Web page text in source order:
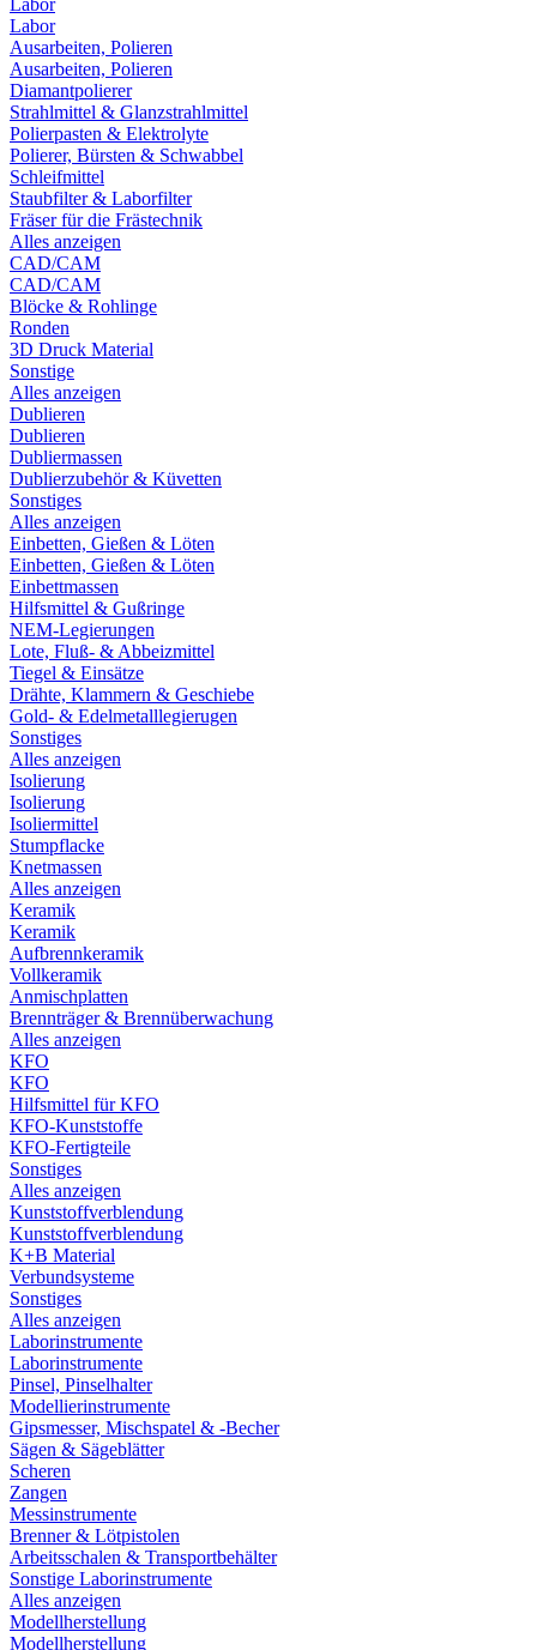
Labor
Labor
Ausarbeiten, Polieren
Ausarbeiten, Polieren
Diamantpolierer
Strahlmittel & Glanzstrahlmittel
Polierpasten & Elektrolyte
Polierer, Bürsten & Schwabbel
Schleifmittel
Staubfilter & Laborfilter
Fräser für die Frästechnik
Alles anzeigen
CAD/CAM
CAD/CAM
Blöcke & Rohlinge
Ronden
3D Druck Material
Sonstige
Alles anzeigen
Dublieren
Dublieren
Dubliermassen
Dublierzubehör & Küvetten
Sonstiges
Alles anzeigen
Einbetten, Gießen & Löten
Einbetten, Gießen & Löten
Einbettmassen
Hilfsmittel & Gußringe
NEM-Legierungen
Lote, Fluß- & Abbeizmittel
Tiegel & Einsätze
Drähte, Klammern & Geschiebe
Gold- & Edelmetalllegierugen
Sonstiges
Alles anzeigen
Isolierung
Isolierung
Isoliermittel
Stumpflacke
Knetmassen
Alles anzeigen
Keramik
Keramik
Aufbrennkeramik
Vollkeramik
Anmischplatten
Brennträger & Brennüberwachung
Alles anzeigen
KFO
KFO
Hilfsmittel für KFO
KFO-Kunststoffe
KFO-Fertigteile
Sonstiges
Alles anzeigen
Kunststoffverblendung
Kunststoffverblendung
K+B Material
Verbundsysteme
Sonstiges
Alles anzeigen
Laborinstrumente
Laborinstrumente
Pinsel, Pinselhalter
Modellierinstrumente
Gipsmesser, Mischspatel & -Becher
Sägen & Sägeblätter
Scheren
Zangen
Messinstrumente
Brenner & Lötpistolen
Arbeitsschalen & Transportbehälter
Sonstige Laborinstrumente
Alles anzeigen
Modellherstellung
Modellherstellung